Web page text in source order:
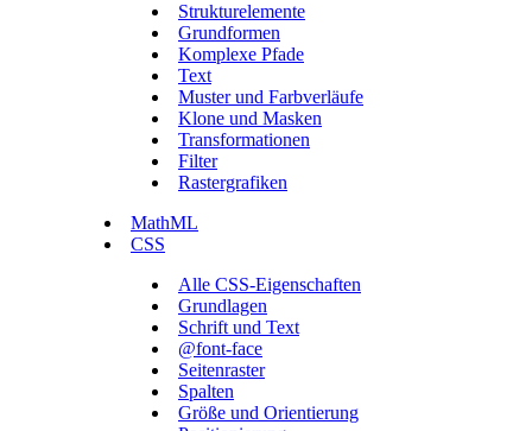
Strukturelemente
Grundformen
Komplexe Pfade
Text
Muster und Farbverläufe
Klone und Masken
Transformationen
Filter
Rastergrafiken
MathML
CSS
Alle CSS-Eigenschaften
Grundlagen
Schrift und Text
@font-face
Seitenraster
Spalten
Größe und Orientierung